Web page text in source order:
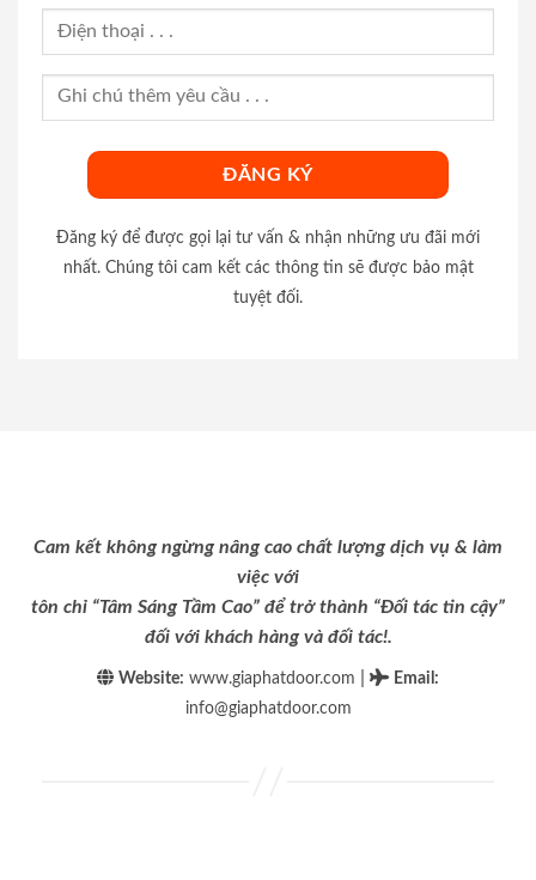
Đăng ký để được gọi lại tư vấn & nhận những ưu đãi mới
nhất. Chúng tôi cam kết các thông tin sẽ được bảo mật
tuyệt đối.
Cam kết không ngừng nâng cao chất lượng dịch vụ & làm
việc với
tôn chỉ “Tâm Sáng Tầm Cao” để trở thành “Đối tác tin cậy”
đối với khách hàng và đối tác!.
Website: www.giaphatdoor.com Email :
info@giaphatdoor.com